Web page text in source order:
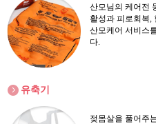
산모님의 케어전
활성과 피로회복,
산모케어 서비스
다.
유축기
젖몸살을 풀어주